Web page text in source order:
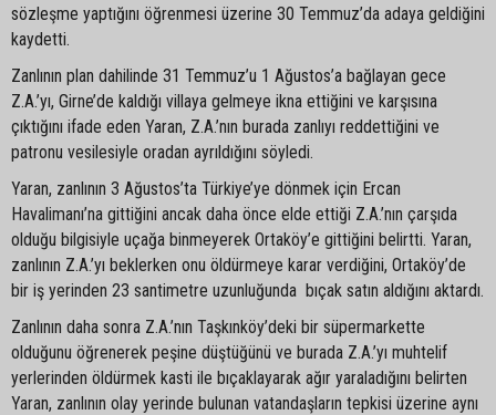
sözleşme yaptığını öğrenmesi üzerine 30 Temmuz’da adaya geldiğini
kaydetti.
Zanlının plan dahilinde 31 Temmuz’u 1 Ağustos’a bağlayan gece
Z.A.’yı, Girne’de kaldığı villaya gelmeye ikna ettiğini ve karşısına
çıktığını ifade eden Yaran, Z.A.’nın burada zanlıyı reddettiğini ve
patronu vesilesiyle oradan ayrıldığını söyledi.
Yaran, zanlının 3 Ağustos’ta Türkiye’ye dönmek için Ercan
Havalimanı’na gittiğini ancak daha önce elde ettiği Z.A.’nın çarşıda
olduğu bilgisiyle uçağa binmeyerek Ortaköy’e gittiğini belirtti. Yaran,
zanlının Z.A.’yı beklerken onu öldürmeye karar verdiğini, Ortaköy’de
bir iş yerinden 23 santimetre uzunluğunda bıçak satın aldığını aktardı.
Zanlının daha sonra Z.A.’nın Taşkınköy’deki bir süpermarkette
olduğunu öğrenerek peşine düştüğünü ve burada Z.A.’yı muhtelif
yerlerinden öldürmek kasti ile bıçaklayarak ağır yaraladığını belirten
Yaran, zanlının olay yerinde bulunan vatandaşların tepkisi üzerine aynı